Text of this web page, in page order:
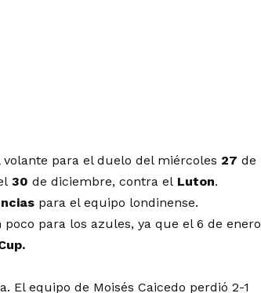
para el duelo del miércoles 27 de
30 de diciembre, contra el Luton.
para el equipo londinense.
para los azules, ya que el 6 de enero
El equipo de Moisés Caicedo perdió 2-1